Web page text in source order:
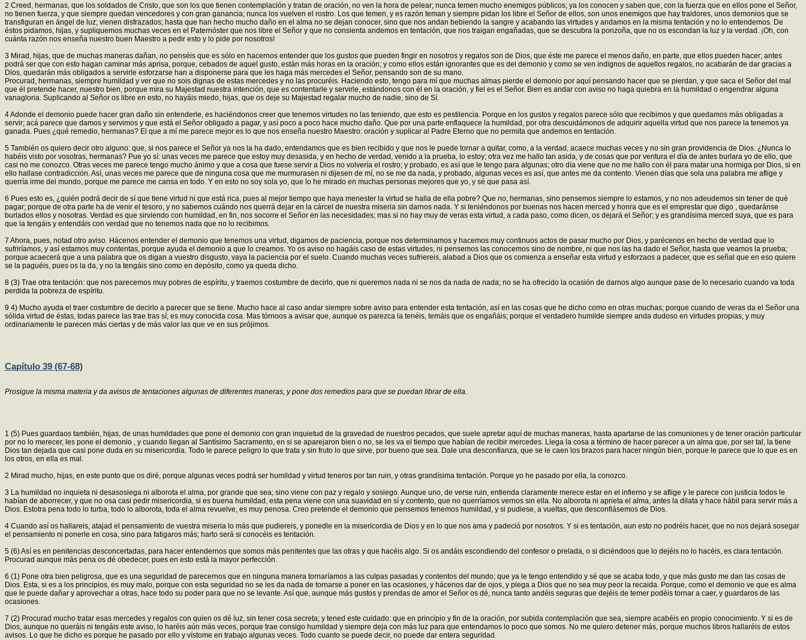
2 Creed, hermanas, que los soldados de Cristo, que son los que tienen contemplación y tratan de oración, no ven la hora de pelear; nunca temen mucho enemigos públicos; ya los conocen y saben que, con la fuerza que en ellos pone el Señor,
no tienen fuerza, y que siempre quedan vencedores y con gran ganancia; nunca los vuelven el rostro. Los que temen, y es razón teman y siempre pidan los libre el Señor de ellos, son unos enemigos que hay traidores, unos demonios que se
transfiguran en ángel de luz; vienen disfrazados; hasta que han hecho mucho daño en el alma no se dejan conocer, sino que nos andan bebiendo la sangre y acabando las virtudes y andamos en la misma tentación y no lo entendemos. De
éstos pidamos, hijas, y supliquemos muchas veces en el Paternóster que nos libre el Señor y que no consienta andemos en tentación, que nos traigan engañadas, que se descubra la ponzoña, que no os escondan la luz y la verdad. ¡Oh, con
cuánta razón nos enseña nuestro buen Maestro a pedir esto y lo pide por nosotros!
3 Mirad, hijas, que de muchas maneras dañan, no penséis que es sólo en hacernos entender que los gustos que pueden fingir en nosotros y regalos son de Dios, que éste me parece el menos daño, en parte, que ellos pueden hacer; antes
podrá ser que con esto hagan caminar más aprisa, porque, cebados de aquel gusto, están más horas en la oración; y como ellos están ignorantes que es del demonio y como se ven indignos de aquellos regalos, no acabarán de dar gracias a
Dios, quedarán más obligados a servirle esforzarse han a disponerse para que les haga más mercedes el Señor, pensando son de su mano.
Procurad, hermanas, siempre humildad y ver que no sois dignas de estas mercedes y no las procuréis. Haciendo esto, tengo para mí que muchas almas pierde el demonio por aquí pensando hacer que se pierdan, y que saca el Señor del mal
que él pretende hacer, nuestro bien, porque mira su Majestad nuestra intención, que es contentarle y servirle, estándonos con él en la oración, y fiel es el Señor. Bien es andar con aviso no haga quiebra en la humildad o engendrar alguna
vanagloria. Suplicando al Señor os libre en esto, no hayáis miedo, hijas, que os deje su Majestad regalar mucho de nadie, sino de Sí.
4 Adonde el demonio puede hacer gran daño sin entenderle, es haciéndonos creer que tenemos virtudes no las teniendo, que esto es pestilencia. Porque en los gustos y regalos parece sólo que recibimos y que quedamos más obligadas a
servir; acá parece que damos y servimos y que está el Señor obligado a pagar, y así poco a poco hace mucho daño. Que por una parte enflaquece la humildad, por otra descuidámonos de adquirir aquella virtud que nos parece la tenemos ya
ganada. Pues ¿qué remedio, hermanas? El que a mí me parece mejor es lo que nos enseña nuestro Maestro: oración y suplicar al Padre Eterno que no permita que andemos en tentación.
5 También os quiero decir otro alguno: que, si nos parece el Señor ya nos la ha dado, entendamos que es bien recibido y que nos le puede tornar a quitar, como, a la verdad, acaece muchas veces y no sin gran providencia de Dios. ¿Nunca lo
habéis visto por vosotras, hermanas? Pue yo sí: unas veces me parece que estoy muy desasida, y en hecho de verdad, venido a la prueba, lo estoy; otra vez me hallo tan asida, y de cosas que por ventura el día de antes burlara yo de ello, que
casi no me conozco. Otras veces me parece tengo mucho ánimo y que a cosa que fuese servir a Dios no volvería el rostro; y probado, es así que le tengo para algunas; otro día viene que no me hallo con él para matar una hormiga por Dios, si en
ello hallase contradicción. Así, unas veces me parece que de ninguna cosa que me murmurasen ni dijesen de mí, no se me da nada, y probado, algunas veces es así, que antes me da contento. Vienen días que sola una palabra me aflige y
querría irme del mundo, porque me parece me cansa en todo. Y en esto no soy sola yo, que lo he mirado en muchas personas mejores que yo, y sé que pasa así.
6 Pues esto es, ¿quién podrá decir de sí que tiene virtud ni que está rica, pues al mejor tiempo que haya menester la virtud se halla de ella pobre? Que no, hermanas, sino pensemos siempre lo estamos, y no nos adeudemos sin tener de qué
pagar; porque de otra parte ha de venir el tesoro, y no sabemos cuándo nos querrá dejar en la cárcel de nuestra miseria sin darnos nada. Y si teniéndonos por buenas nos hacen merced y honra que es el emprestar que digo , quedaránse
burlados ellos y nosotras. Verdad es que sirviendo con humildad, en fin, nos socorre el Señor en las necesidades; mas si no hay muy de veras esta virtud, a cada paso, como dicen, os dejará el Señor; y es grandísima merced suya, que es para
que la tengáis y entendáis con verdad que no tenemos nada que no lo recibimos.
7 Ahora, pues, notad otro aviso. Hácenos entender el demonio que tenemos una virtud, digamos de paciencia, porque nos determinamos y hacemos muy continuos actos de pasar mucho por Dios, y parécenos en hecho de verdad que lo
sufriríamos, y así estamos muy contentas, porque ayuda el demonio a que lo creamos. Yo os aviso no hagáis caso de estas virtudes, ni pensemos las conocemos sino de nombre, ni que nos las ha dado el Señor, hasta que veamos la prueba;
porque acaecerá que a una palabra que os digan a vuestro disgusto, vaya la paciencia por el suelo. Cuando muchas veces sufriereis, alabad a Dios que os comienza a enseñar esta virtud y esforzaos a padecer, que es señal que en eso quiere
se la paguéis, pues os la da, y no la tengáis sino como en depósito, como ya queda dicho.
8 (3) Trae otra tentación: que nos parecemos muy pobres de espíritu, y traemos costumbre de decirlo, que ni queremos nada ni se nos da nada de nada; no se ha ofrecido la ocasión de darnos algo aunque pase de lo necesario cuando va toda
perdida la pobreza de espíritu.
9 4) Mucho ayuda el traer costumbre de decirlo a parecer que se tiene. Mucho hace al caso andar siempre sobre aviso para entender esta tentación, así en las cosas que he dicho como en otras muchas; porque cuando de veras da el Señor una
sólida virtud de éstas, todas parece las trae tras sí; es muy conocida cosa. Mas tórnoos a avisar que, aunque os parezca la tenéis, temáis que os engañáis; porque el verdadero humilde siempre anda dudoso en virtudes propias, y muy
ordinariamente le parecen más ciertas y de más valor las que ve en sus prójimos.
Capítulo 39 (67-68)
Prosigue la misma materia y da avisos de tentaciones algunas de diferentes maneras, y pone dos remedios para que se puedan librar de ella.
1 (5) Pues guardaos también, hijas, de unas humildades que pone el demonio con gran inquietud de la gravedad de nuestros pecados, que suele apretar aquí de muchas maneras, hasta apartarse de las comuniones y de tener oración particular
por no lo merecer, les pone el demonio , y cuando llegan al Santísimo Sacramento, en si se aparejaron bien o no, se les va el tiempo que habían de recibir mercedes. Llega la cosa a término de hacer parecer a un alma que, por ser tal, la tiene
Dios tan dejada que casi pone duda en su misericordia. Todo le parece peligro lo que trata y sin fruto lo que sirve, por bueno que sea. Dale una desconfianza, que se le caen los brazos para hacer ningún bien, porque le parece que lo que es en
los otros, en ella es mal.
2 Mirad mucho, hijas, en este punto que os diré, porque algunas veces podrá ser humildad y virtud teneros por tan ruin, y otras grandísima tentación. Porque yo he pasado por ella, la conozco.
3 La humildad no inquieta ni desasosiega ni alborota el alma, por grande que sea; sino viene con paz y regalo y sosiego. Aunque uno, de verse ruin, entienda claramente merece estar en el infierno y se aflige y le parece con justicia todos le
habían de aborrecer, y que no osa casi pedir misericordia, si es buena humildad, esta pena viene con una suavidad en sí y contento, que no querríamos vernos sin ella. No alborota ni aprieta el alma, antes la dilata y hace hábil para servir más a
Dios. Estotra pena todo lo turba, todo lo alborota, toda el alma revuelve, es muy penosa. Creo pretende el demonio que pensemos tenemos humildad, y si pudiese, a vueltas, que desconfiásemos de Dios.
4 Cuando así os hallareis, atajad el pensamiento de vuestra miseria lo más que pudiereis, y ponedle en la misericordia de Dios y en lo que nos ama y padeció por nosotros. Y si es tentación, aun esto no podréis hacer, que no nos dejará sosegar
el pensamiento ni ponerle en cosa, sino para fatigaros más; harto será si conocéis es tentación.
5 (6) Así es en penitencias desconcertadas, para hacer entendernos que somos más penitentes que las otras y que hacéis algo. Si os andáis escondiendo del confesor o prelada, o si diciéndoos que lo dejéis no lo hacéis, es clara tentación.
Procurad aunque más pena os dé obedecer, pues en esto está la mayor perfección.
6 (1) Pone otra bien peligrosa, que es una seguridad de parecernos que en ninguna manera tornaríamos a las culpas pasadas y contentos del mundo; que ya le tengo entendido y sé que se acaba todo, y que más gusto me dan las cosas de
Dios. Esta, si es a los principios, es muy malo, porque con esta seguridad no se les da nada de tornarse a poner en las ocasiones, y hácenos dar de ojos, y plega a Dios que no sea muy peor la recaida. Porque, como el demonio ve que es alma
que le puede dañar y aprovechar a otras, hace todo su poder para que no se levante. Así que, aunque más gustos y prendas de amor el Señor os dé, nunca tanto andéis seguras que dejéis de temer podéis tornar a caer, y guardaros de las
ocasiones.
7 (2) Procurad mucho tratar esas mercedes y regalos con quien os dé luz, sin tener cosa secreta; y tened este cuidado: que en principio y fin de la oración, por subida contemplación que sea, siempre acabéis en propio conocimiento. Y si es de
Dios, aunque no queráis ni tengáis este aviso, lo haréis aún más veces, porque trae consigo humildad y siempre deja con más luz para que entendamos lo poco que somos. No me quiero detener más, porque muchos libros hallaréis de estos
avisos. Lo que he dicho es porque he pasado por ello y vístome en trabajo algunas veces. Todo cuanto se puede decir, no puede dar entera seguridad.